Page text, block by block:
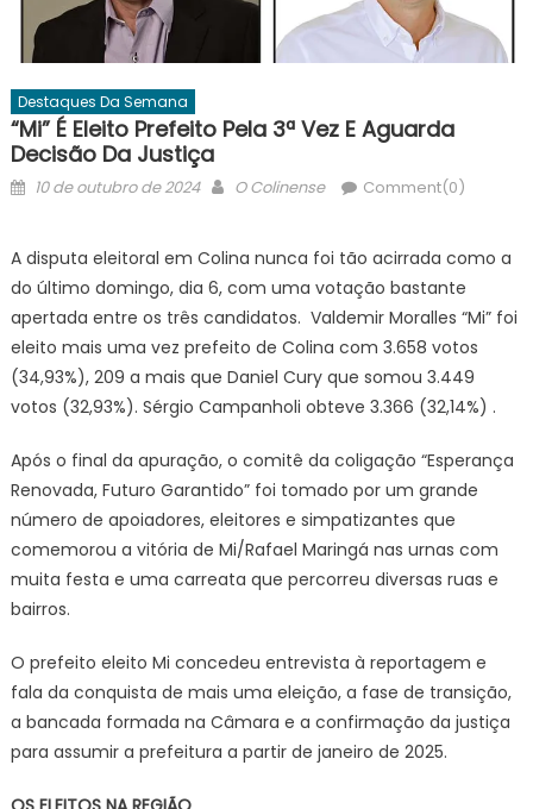
Destaques Da Semana
“Mi” É Eleito Prefeito Pela 3ª Vez E Aguarda
Decisão Da Justiça
Posted
10 de outubro de 2024 Author
O Colinense Comment(0)
A disputa eleitoral em Colina nunca foi tão acirrada como a
do último domingo, dia 6, com uma votação bastante
apertada entre os três candidatos. Valdemir Moralles “Mi” foi
eleito mais uma vez prefeito de Colina com 3.658 votos
(34,93%), 209 a mais que Daniel Cury que somou 3.449
votos (32,93%). Sérgio Campanholi obteve 3.366 (32,14%) .
Após o final da apuração, o comitê da coligação “Esperança
Renovada, Futuro Garantido” foi tomado por um grande
número de apoiadores, eleitores e simpatizantes que
comemorou a vitória de Mi/Rafael Maringá nas urnas com
muita festa e uma carreata que percorreu diversas ruas e
bairros.
O prefeito eleito Mi concedeu entrevista à reportagem e
fala da conquista de mais uma eleição, a fase de transição,
a bancada formada na Câmara e a confirmação da justiça
para assumir a prefeitura a partir de janeiro de 2025.